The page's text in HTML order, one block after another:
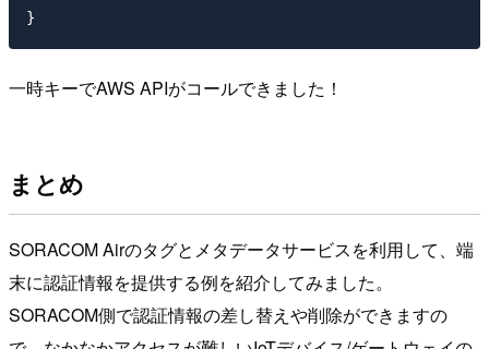
一時キーでAWS APIがコールできました！
まとめ
SORACOM Airのタグとメタデータサービスを利用して、端
末に認証情報を提供する例を紹介してみました。
SORACOM側で認証情報の差し替えや削除ができますの